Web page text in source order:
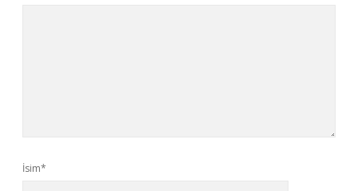
İsim*